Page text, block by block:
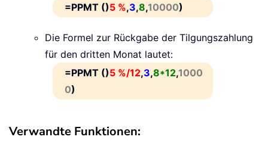
=PPMT ()5 %,3,8,10000)
Die Formel zur Rückgabe der Tilgungszahlung
für den dritten Monat lautet:
=PPMT ()5 %/12,3,8*12,1000
0)
Verwandte Funktionen: